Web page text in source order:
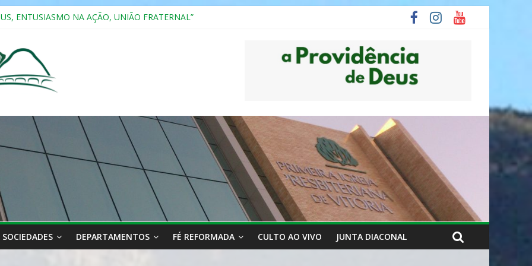
ENTUSIASMO NA AÇÃO, UNIÃO FRATERNAL”
Ensino e Relacionamento com Pessoas Atípicas
SOCIEDADES DEPARTAMENTOS FÉ REFORMADA CULTO AO VIVO JUNTA DIACONAL